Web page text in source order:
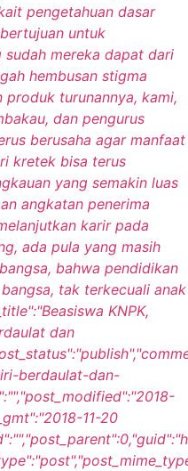
pengetahuan dasar
untuk
sudah mereka dapat dari
hembusan stigma
turunannya, kami,
dan pengurus
berusaha agar manfaat
kretek bisa terus
yang semakin luas
angkatan penerima
karir pada
ada pula yang masih
bahwa pendidikan
tak terkecuali anak
KNPK,
dan
berdaulat-dan-
11-20